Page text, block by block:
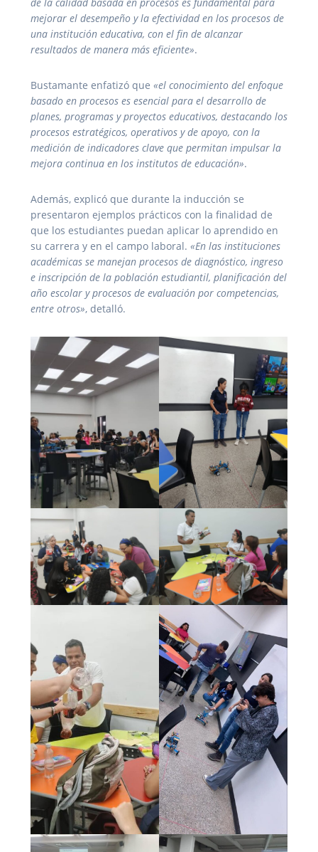
mejorar el desempeño y la efectividad en los procesos de
una institución educativa, con el fin de alcanzar
resultados de manera más eficiente».
Bustamante enfatizó que «el conocimiento del enfoque
basado en procesos es esencial para el desarrollo de
planes, programas y proyectos educativos, destacando los
procesos estratégicos, operativos y de apoyo, con la
medición de indicadores clave que permitan impulsar la
mejora continua en los institutos de educación».
Además, explicó que durante la inducción se
presentaron ejemplos prácticos con la finalidad de
que los estudiantes puedan aplicar lo aprendido en
su carrera y en el campo laboral. «En las instituciones
académicas se manejan procesos de diagnóstico, ingreso
e inscripción de la población estudiantil, planificación del
año escolar y procesos de evaluación por competencias,
entre otros», detalló.